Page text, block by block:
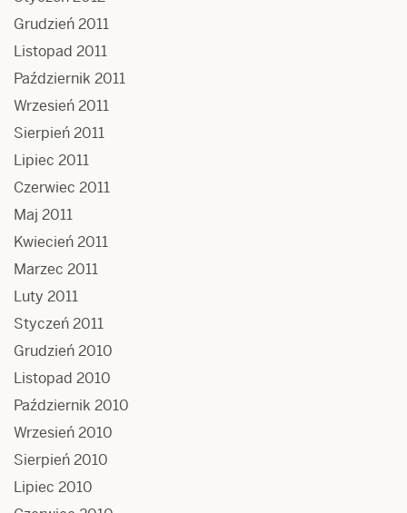
Grudzień 2011
Listopad 2011
Październik 2011
Wrzesień 2011
Sierpień 2011
Lipiec 2011
Czerwiec 2011
Maj 2011
Kwiecień 2011
Marzec 2011
Luty 2011
Styczeń 2011
Grudzień 2010
Listopad 2010
Październik 2010
Wrzesień 2010
Sierpień 2010
Lipiec 2010